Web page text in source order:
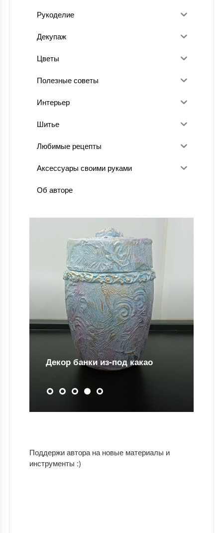
Рукоделие
Декупаж
Цветы
Полезные советы
Интерьер
Шитье
Любимые рецепты
Аксессуары своими руками
Об авторе
Декор банки из-под какао
Поддержи автора на новые материалы и
инструменты :)